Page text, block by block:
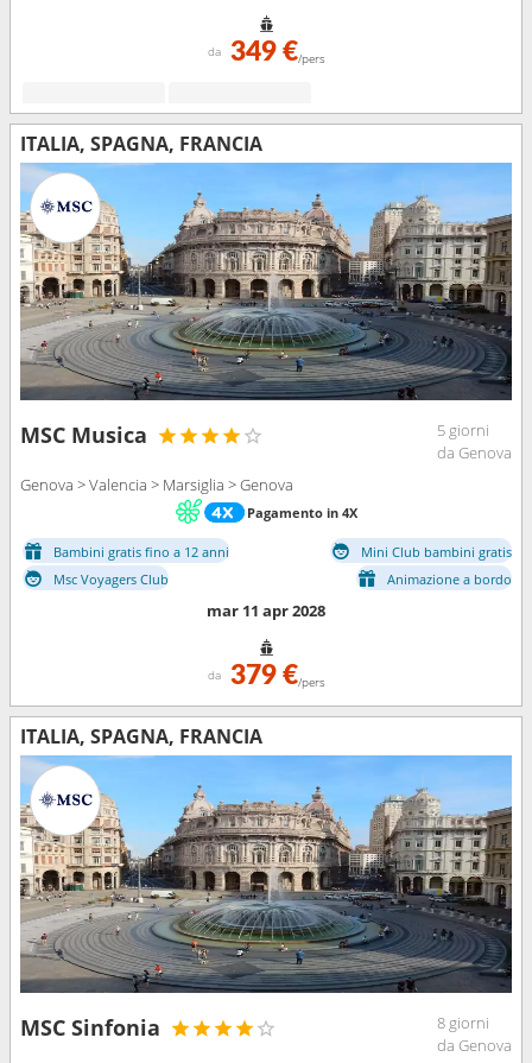
da 349 €/pers
ITALIA, SPAGNA, FRANCIA
MSC Musica
5 giorni
da Genova
Genova > Valencia > Marsiglia > Genova
Pagamento in 4X
Bambini gratis fino a 12 anni
Mini Club bambini gratis
Msc Voyagers Club
Animazione a bordo
mar 11 apr 2028
da 379 €/pers
ITALIA, SPAGNA, FRANCIA
MSC Sinfonia
8 giorni
da Genova